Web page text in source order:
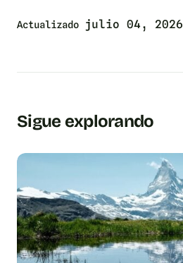
Actualizado julio 04, 2026
Sigue explorando